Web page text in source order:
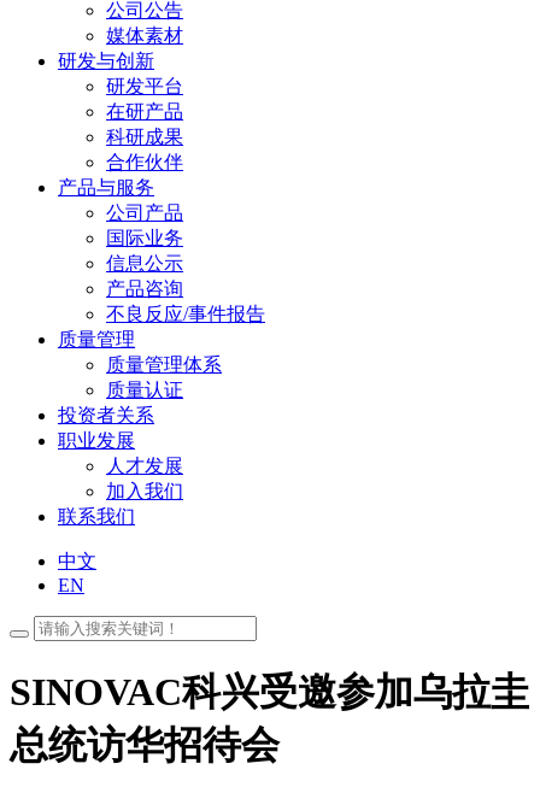
公司公告
媒体素材
研发与创新
研发平台
在研产品
科研成果
合作伙伴
产品与服务
公司产品
国际业务
信息公示
产品咨询
不良反应/事件报告
质量管理
质量管理体系
质量认证
投资者关系
职业发展
人才发展
加入我们
联系我们
中文
EN
SINOVAC科兴受邀参加乌拉圭
总统访华招待会